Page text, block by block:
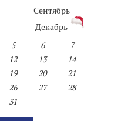
Сентябрь
Декабрь
5 6
7
12 13
14
19 20
21
26 27
28
31